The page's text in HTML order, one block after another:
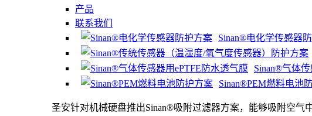
产品
联系我们
Sinan®电化学传感器
Sinan®气体
Sinan®PEM燃料电池
圣安针对机械硬盘推出Sinan®吸附过滤器方案，能够吸附空气